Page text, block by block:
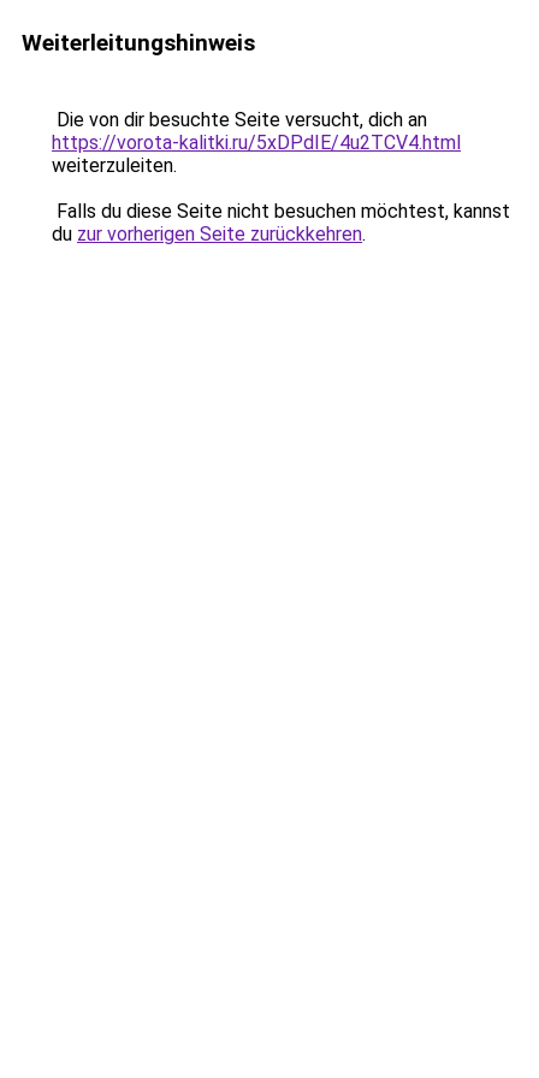
Weiterleitungshinweis
Die von dir besuchte Seite versucht, dich an
https://vorota-kalitki.ru/5xDPdIE/4u2TCV4.html
weiterzuleiten.
Falls du diese Seite nicht besuchen möchtest, kannst
du zur vorherigen Seite zurückkehren.